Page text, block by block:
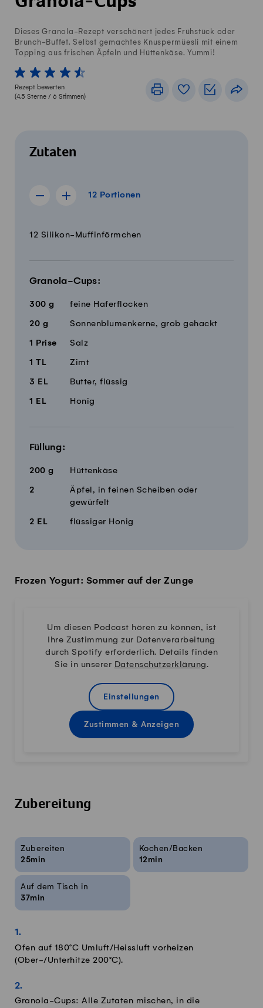
Dieses Granola-Rezept verschönert jedes Frühstück oder
Brunch-Buffet. Selbst gemachtes Knuspermüesli mit einem
Topping aus frischen Äpfeln und Hüttenkäse. Yummi!
1 von 5 Sterne
2 von 5 Sterne
3 von 5 Sterne
4 von 5 Sterne
5 von 5 Sterne
Rezept bewerten
(4.5 Sterne / 6 Stimmen)
DruckenRezeptbuch
Zutaten
12 Portionen
Rezept für 11 Portionen anzeigen
Rezept für 13 Portionen anzeigen
12 Portionen
MengeZutaten
12 Silikon-Muffinförmchen
Granola-Cups:
300 g feine Haferflocken
20 g Sonnenblumenkerne, grob gehackt
1 Prise Salz
1 TL Zimt
3 EL Butter, flüssig
1 EL Honig
Füllung:
200 g Hüttenkäse
2
Äpfel, in feinen Scheiben oder
gewürfelt
2 EL flüssiger Honig
Frozen Yogurt: Sommer auf der Zunge
Um diesen Podcast hören zu können, ist
Ihre Zustimmung zur Datenverarbeitung
durch Spotify erforderlich. Details finden
Sie in unserer Datenschutzerklärung.
Einstellungen
Zustimmen & Anzeigen
Zubereitung
Rezeptinfos
Zubereiten
25min
Kochen/Backen
12min
Auf dem Tisch in
37min
Ofen auf 180°C Umluft/Heissluft vorheizen
(Ober-/Unterhitze 200°C).
Granola-Cups: Alle Zutaten mischen, in die